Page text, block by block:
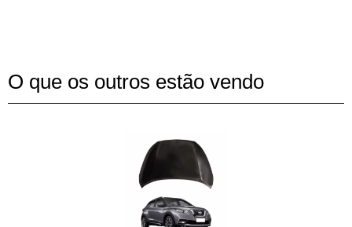
O que os outros estão vendo